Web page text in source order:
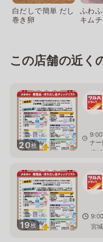
白だしで簡単 だし
巻き卵
ふわ
キムチ
この店舗の近く
20枚
9:00
ナー
宮
19枚
宮